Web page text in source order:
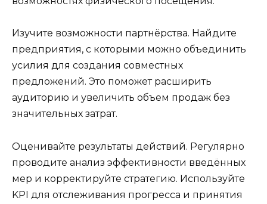
Изучите возможности партнёрства. Найдите
предприятия, с которыми можно объединить
усилия для создания совместных
предложений. Это поможет расширить
аудиторию и увеличить объем продаж без
значительных затрат.
Оценивайте результаты действий. Регулярно
проводите анализ эффективности введённых
мер и корректируйте стратегию. Используйте
KPI для отслеживания прогресса и принятия